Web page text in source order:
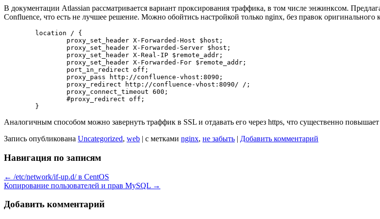
В документации Atlassian рассматривается вариант проксирования траффика, в том числе энжинксом.
Confluence, что есть не лучшее решение. Можно обойтись настройкой только nginx, без правок
Аналогичным способом можно завернуть траффик в SSL и отдавать его через https, что существенно повышает
Запись опубликована Uncategorized, web | с метками nginx, не забыть | Добавить комментарий
Навигация по записям
← /etc/network/if-up.d/ в CentOS
Копирование пользователей и прав MySQL →
Добавить комментарий